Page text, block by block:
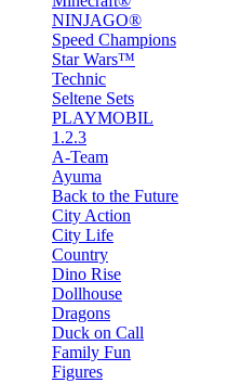
NINJAGO®
Speed Champions
Star Wars™
Technic
Seltene Sets
PLAYMOBIL
1.2.3
A-Team
Ayuma
Back to the Future
City Action
City Life
Country
Dino Rise
Dollhouse
Dragons
Duck on Call
Family Fun
Figures